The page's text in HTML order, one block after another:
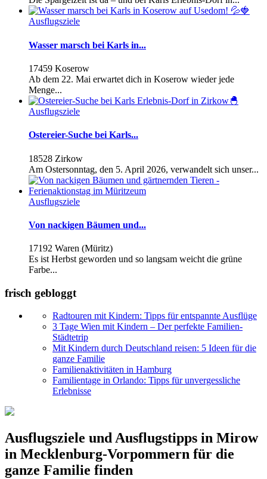
Ausflugsziele
Wasser marsch bei Karls in...
17459 Koserow
Ab dem 22. Mai erwartet dich in Koserow wieder jede
Menge...
Ausflugsziele
Ostereier-Suche bei Karls...
18528 Zirkow
Am Ostersonntag, den 5. April 2026, verwandelt sich unser...
Ausflugsziele
Von nackigen Bäumen und...
17192 Waren (Müritz)
Es ist Herbst geworden und so langsam weicht die grüne
Farbe...
frisch gebloggt
Radtouren mit Kindern: Tipps für entspannte Ausflüge
3 Tage Wien mit Kindern – Der perfekte Familien-
Städtetrip
Mit Kindern durch Deutschland reisen: 5 Ideen für die
ganze Familie
Familienaktivitäten in Hamburg
Familientage in Orlando: Tipps für unvergessliche
Erlebnisse
Ausflugsziele und Ausflugstipps in Mirow
in Mecklenburg-Vorpommern für die
ganze Familie finden